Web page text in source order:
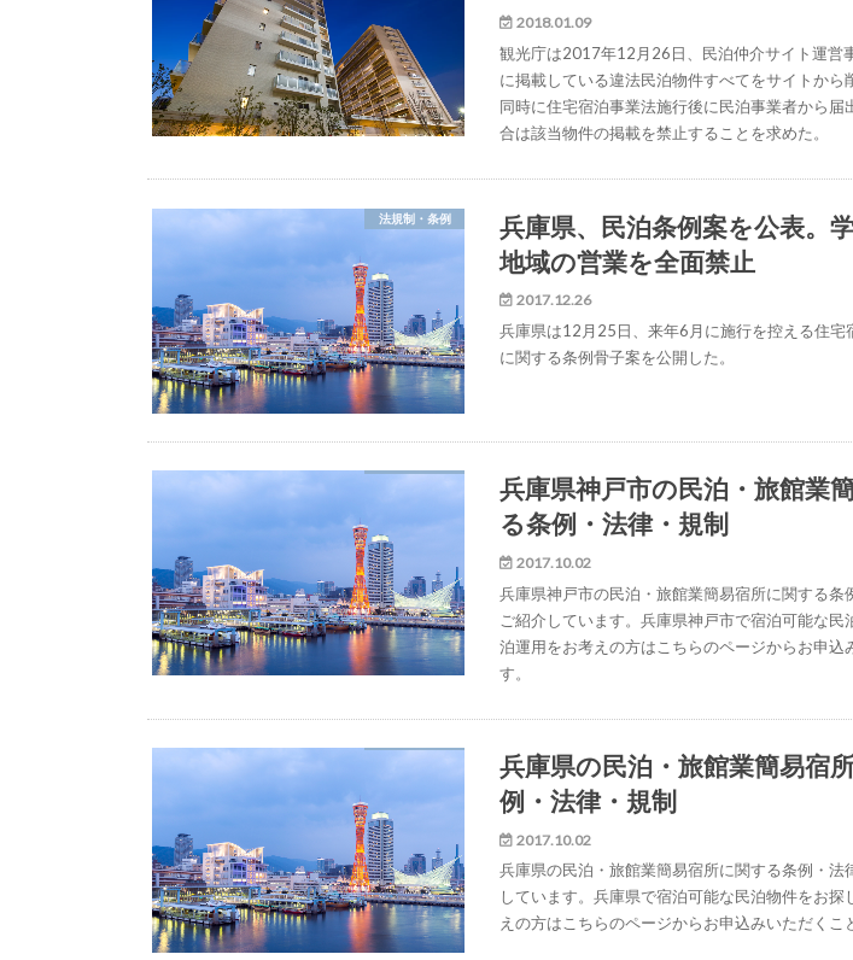
2018.01.09
観光庁は2017年12月26日、民泊仲介サイト運営
に掲載している違法民泊物件すべてをサイトから
同時に住宅宿泊事業法施行後に民泊事業者から届
合は該当物件の掲載を禁止することを求めた。
法規制・条例
兵庫県、民泊条例案を公表。
地域の営業を全面禁止
2017.12.26
兵庫県は12月25日、来年6月に施行を控える住宅
に関する条例骨子案を公開した。
兵庫県神戸市の民泊・旅館業
る条例・法律・規制
2017.10.02
兵庫県神戸市の民泊・旅館業簡易宿所に関する条
ご紹介しています。兵庫県神戸市で宿泊可能な民
泊運用をお考えの方はこちらのページからお申込
す。
兵庫県の民泊・旅館業簡易宿
例・法律・規制
2017.10.02
兵庫県の民泊・旅館業簡易宿所に関する条例・法
しています。兵庫県で宿泊可能な民泊物件をお探
えの方はこちらのページからお申込みいただくこ